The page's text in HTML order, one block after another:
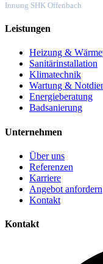
Innung SHK Offenbach
Leistungen
Heizung &
Sanitärinstallation
Klimatechnik
Wartung &
Energieberatung
Badsanierung
Unternehmen
Über uns
Referenzen
Karriere
Angebot anfordern
Kontakt
Kontakt